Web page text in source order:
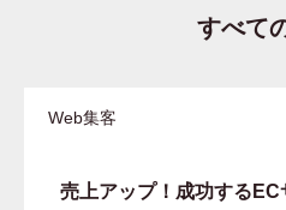
すべて
Web集客
売上アップ！成功するEC